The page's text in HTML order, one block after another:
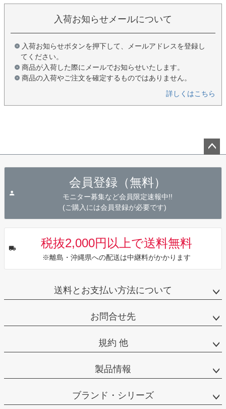
入荷お知らせメールについて
入荷お知らせボタンを押下して、メールアドレスを登録し
てください。
商品が入荷した際にメールでお知らせいたします。
商品の入荷やご注文を確定するものではありません。
詳しくはこちら
会員登録（無料）
モニター募集など会員限定速報中!!
(ご購入には会員登録が必要です)
税抜2,000円以上で送料無料
※離島・沖縄県への配送は中継料がかかります
送料とお支払い方法について
お問合せ先
規約 他
製品情報
ブランド・シリーズ